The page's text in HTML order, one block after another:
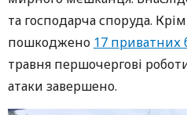
та господарча споруда.
пошкоджено 17 приватних
травня першочергові роботи
атаки завершено.